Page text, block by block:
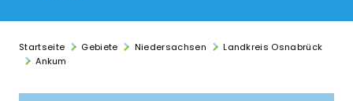
Startseite Gebiete Niedersachsen
Landkreis Osnabrück
Ankum